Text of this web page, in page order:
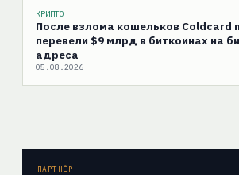
КРИПТО
После взлома кошельков Coldcard
перевели $9 млрд в биткоинах на
адреса
05.08.2026
ПАРТНЁР